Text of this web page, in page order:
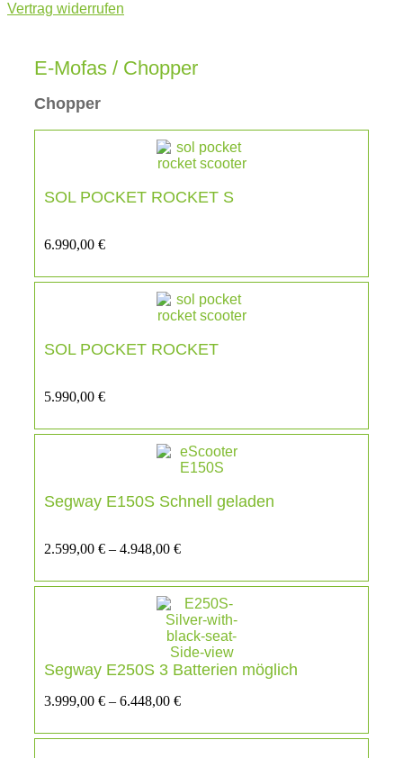
Vertrag widerrufen
E-Mofas / Chopper
Chopper
SOL POCKET ROCKET S
6.990,00 €
SOL POCKET ROCKET
5.990,00 €
Segway E150S Schnell geladen
2.599,00 € – 4.948,00 €
Segway E250S 3 Batterien möglich
3.999,00 € – 6.448,00 €